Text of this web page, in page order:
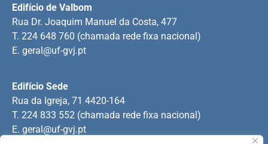
Edifício Sede
Rua da Igreja, 71 4420-164
T. 224 833 552 (chamada rede fixa nacional)
E. geral@uf-gvj.pt
Edifício de Valbom
Rua Dr. Joaquim Manuel da Costa, 477
T. 224 648 760 (chamada rede fixa nacional)
E. geral@uf-gvj.pt